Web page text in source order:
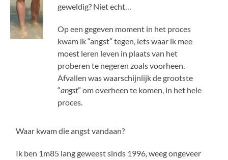
geweldig? Niet echt…
Op een gegeven moment in het proces
kwam ik “angst” tegen, iets waar ik mee
moest leren leven in plaats van het
proberen te negeren zoals voorheen.
Afvallen was waarschijnlijk de grootste
“angst” om overheen te komen, in het hele
proces.
Waar kwam die angst vandaan?
Ik ben 1m85 lang geweest sinds 1996, weeg ongeveer